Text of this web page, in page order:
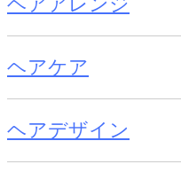
ヘアケア
ヘアデザイン